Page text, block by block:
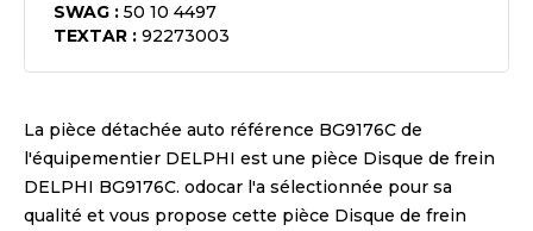
SWAG : 50 10 4497
TEXTAR : 92273003
La pièce détachée auto référence BG9176C de
l'équipementier DELPHI est une pièce Disque de frein
DELPHI BG9176C. odocar l'a sélectionnée pour sa
qualité et vous propose cette pièce Disque de frein